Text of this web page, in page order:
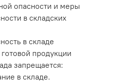
опасности и меры
в складских
в складе
продукции
запрещается:
в складе.